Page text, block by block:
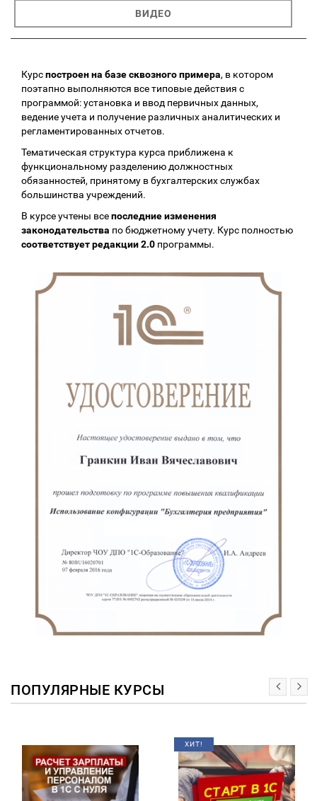
ВИДЕО
Курспостроен на базе сквозного примера, в котором
поэтапно выполняются все типовые действия с
программой: установка и ввод первичных данных,
ведение учета и получение различных аналитических и
регламентированных отчетов.
Тематическая структура курса приближена к
функциональному разделению должностных
обязанностей, принятому в бухгалтерских службах
большинства учреждений.
В курсе учтены всепоследние изменения
законодательства по бюджетному учету. Курс полностью
соответствует редакции 2.0 программы.
ПОПУЛЯРНЫЕ КУРСЫ
ХИТ!